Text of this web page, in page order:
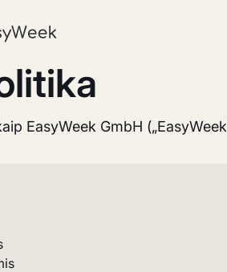
EasyWeek GmbH („EasyWeek